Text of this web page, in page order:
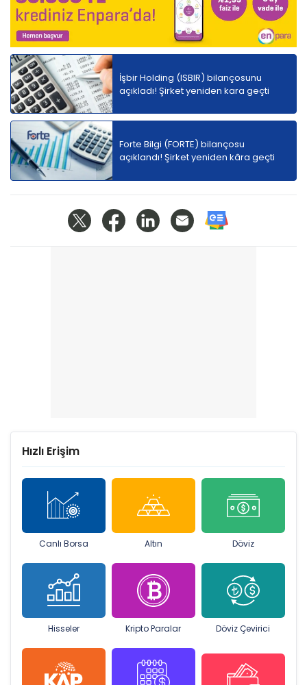
İşbir Holding (ISBIR) bilançosunu
açıkladı! Şirket yeniden kara geçti
Forte Bilgi (FORTE) bilançosu
açıklandı! Şirket yeniden kâra geçti
Hızlı Erişim
Canlı Borsa Altın Döviz
Hisseler Kripto Paralar Döviz Çevirici